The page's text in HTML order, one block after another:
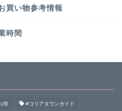
買い物参考情報
時間
得 #コリアタウンガイド